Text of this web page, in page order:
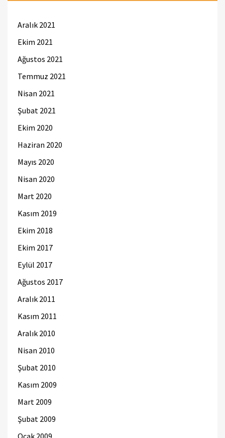
Aralık 2021
Ekim 2021
Ağustos 2021
Temmuz 2021
Nisan 2021
Şubat 2021
Ekim 2020
Haziran 2020
Mayıs 2020
Nisan 2020
Mart 2020
Kasım 2019
Ekim 2018
Ekim 2017
Eylül 2017
Ağustos 2017
Aralık 2011
Kasım 2011
Aralık 2010
Nisan 2010
Şubat 2010
Kasım 2009
Mart 2009
Şubat 2009
Ocak 2009